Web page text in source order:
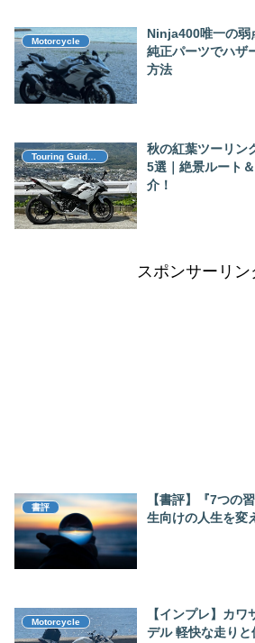
Motorcycle
Ninja400唯一の
純正パーツでハザ
方法
秋の紅葉ツーリン
5選｜絶景ルート
介！
スポンサーリン
書評
【書評】『7つの
生向けの人生を変
Motorcycle
【インプレ】カ
デル 軽快な走り